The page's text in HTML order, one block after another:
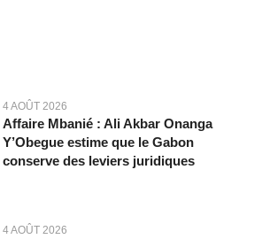
4 AOÛT 2026
Affaire Mbanié : Ali Akbar Onanga
Y’Obegue estime que le Gabon
conserve des leviers juridiques
4 AOÛT 2026